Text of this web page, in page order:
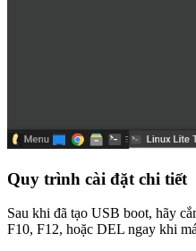
Quy trình cài đặt chi tiết
Sau khi đã tạo USB boot, hãy
F10, F12, hoặc DEL ngay khi